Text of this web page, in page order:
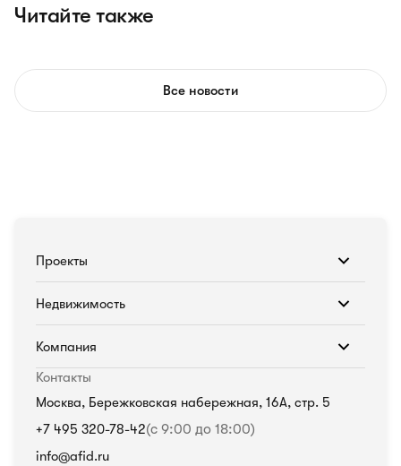
Читайте также
Все новости
Проекты
Недвижимость
Компания
Контакты
Москва, Бережковская набережная, 16А, стр. 5
+7 495 320-78-42(с 9:00 до 18:00)
info@afid.ru